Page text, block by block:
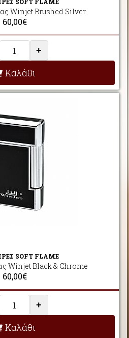
Winjet Brushed Silver
60,00€
+
Καλάθι
SOFT FLAME
Winjet Black & Chrome
60,00€
+
Καλάθι